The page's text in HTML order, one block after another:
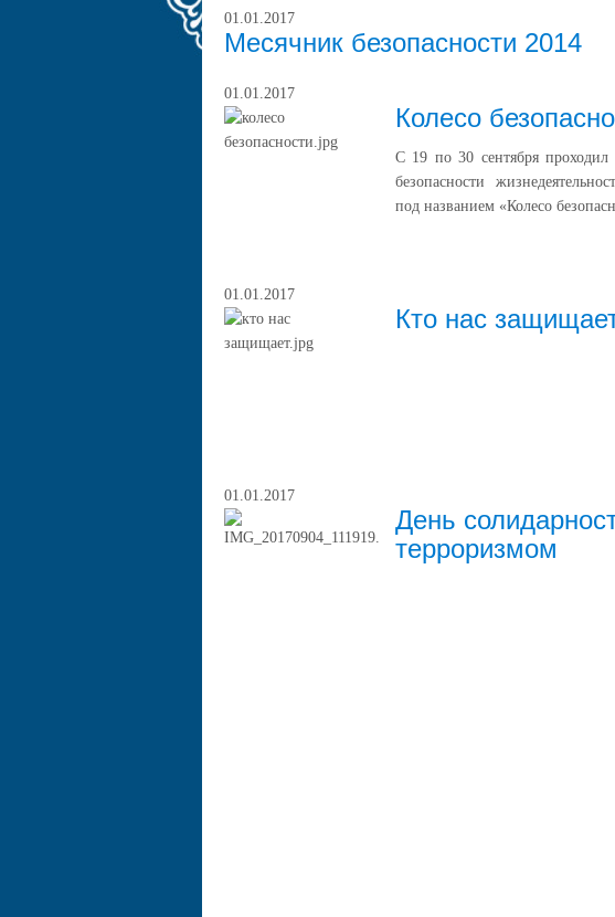
01.01.2017
Месячник безопасности 2014
01.01.2017
Колесо
С 19 по 30 сентября проходил
безопасности
под названием «Колесо
01.01.2017
Кто нас
01.01.2017
День
терроризмом